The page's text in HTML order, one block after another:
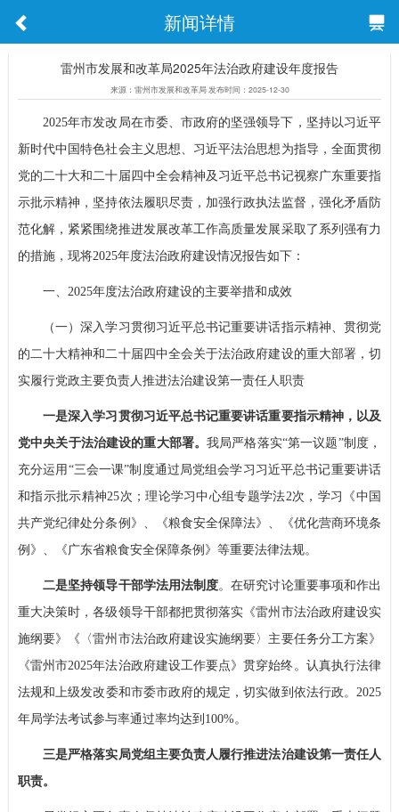
新闻详情
雷州市发展和改革局2025年法治政府建设年度报告
来源：雷州市发展和改革局 发布时间：2025-12-30
2025年市发改局在市委、市政府的坚强领导下，坚持以习近平
新时代中国特色社会主义思想、习近平法治思想为指导，全面贯彻
党的二十大和二十届四中全会精神及习近平总书记视察广东重要指
示批示精神，坚持依法履职尽责，加强行政执法监督，强化矛盾防
范化解，紧紧围绕推进发展改革工作高质量发展采取了系列强有力
的措施，现将2025年度法治政府建设情况报告如下：
一、2025年度法治政府建设的主要举措和成效
（一）深入学习贯彻习近平总书记重要讲话指示精神、贯彻党
的二十大精神和二十届四中全会关于法治政府建设的重大部署，切
实履行党政主要负责人推进法治建设第一责任人职责
一是深入学习贯彻习近平总书记重要讲话重要指示精神，以及
党中央关于法治建设的重大部署。我局严格落实“第一议题”制度，
充分运用“三会一课”制度通过局党组会学习习近平总书记重要讲话
和指示批示精神25次；理论学习中心组专题学法2次，学习《中国
共产党纪律处分条例》、《粮食安全保障法》、《优化营商环境条
例》、《广东省粮食安全保障条例》等重要法律法规。
二是坚持领导干部学法用法制度。在研究讨论重要事项和作出
重大决策时，各级领导干部都把贯彻落实《雷州市法治政府建设实
施纲要》《〈雷州市法治政府建设实施纲要〉主要任务分工方案》
《雷州市2025年法治政府建设工作要点》贯穿始终。认真执行法律
法规和上级发改委和市委市政府的规定，切实做到依法行政。2025
年局学法考试参与率通过率均达到100%。
三是严格落实局党组主要负责人履行推进法治建设第一责任人
职责。